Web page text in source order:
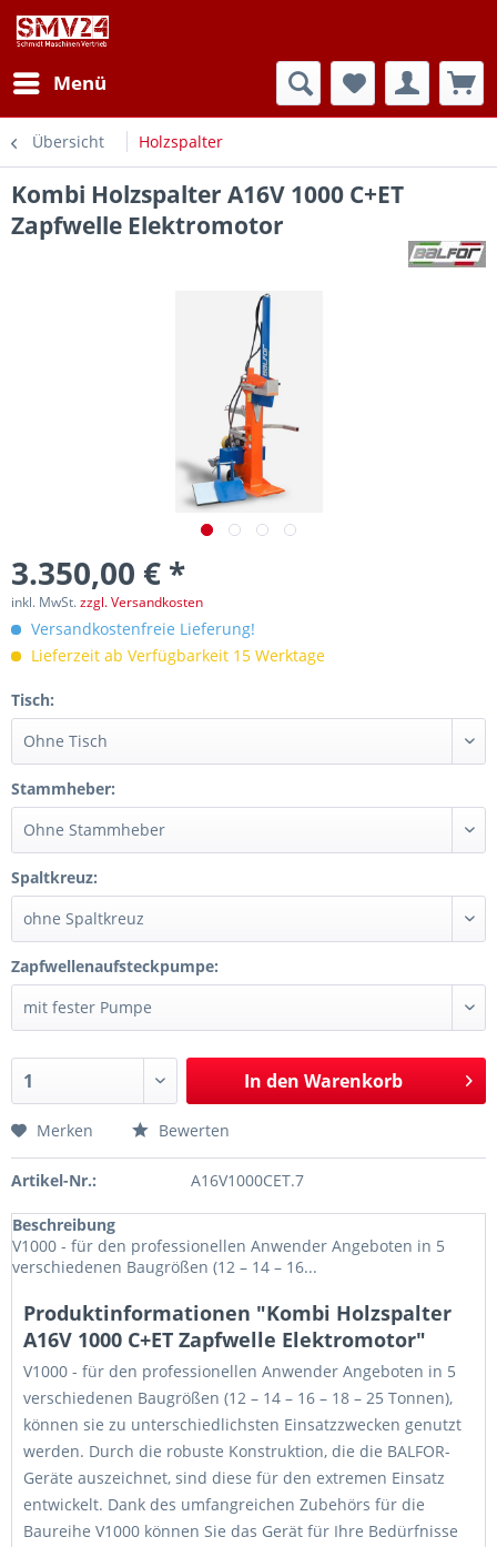
Menü
Übersicht Holzspalter
Kombi Holzspalter A16V 1000 C+ET
Zapfwelle Elektromotor
3.350,00 € *
inkl. MwSt.zzgl. Versandkosten
Versandkostenfreie Lieferung!
Lieferzeit ab Verfügbarkeit 15 Werktage
Tisch:
Stammheber:
Spaltkreuz:
Zapfwellenaufsteckpumpe:
In den Warenkorb
Merken Bewerten
Artikel-Nr.: A16V1000CET.7
Beschreibung
V1000 - für den professionellen Anwender Angeboten in 5
verschiedenen Baugrößen (12 – 14 – 16...
Produktinformationen "Kombi Holzspalter
A16V 1000 C+ET Zapfwelle Elektromotor"
V1000 - für den professionellen Anwender Angeboten in 5
verschiedenen Baugrößen (12 – 14 – 16 – 18 – 25 Tonnen),
können sie zu unterschiedlichsten Einsatzzwecken genutzt
werden. Durch die robuste Konstruktion, die die BALFOR-
Geräte auszeichnet, sind diese für den extremen Einsatz
entwickelt. Dank des umfangreichen Zubehörs für die
Baureihe V1000 können Sie das Gerät für Ihre Bedürfnisse